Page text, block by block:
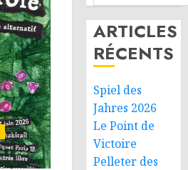
ARTICLES
RÉCENTS
Spiel des
Jahres 2026
Le Point de
Victoire
Pelleter des